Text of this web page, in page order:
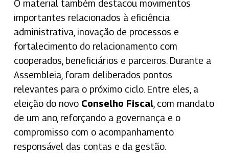
O material também destacou movimentos
importantes relacionados à eficiência
administrativa, inovação de processos e
fortalecimento do relacionamento com
cooperados, beneficiários e parceiros. Durante a
Assembleia, foram deliberados pontos
relevantes para o próximo ciclo. Entre eles, a
eleição do novo Conselho Fiscal, com mandato
de um ano, reforçando a governança e o
compromisso com o acompanhamento
responsável das contas e da gestão.